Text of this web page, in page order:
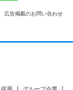
広告掲載のお問い合わせ